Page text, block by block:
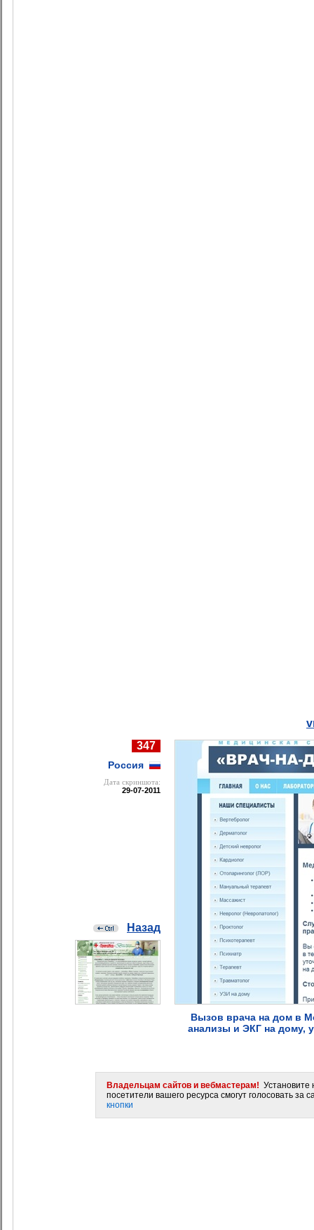
347
Россия
Дата cкриншота:
29-07-2011
Назад
Вызов врача на дом в
анализы и ЭКГ на дому,
Владельцам сайтов и вебмастерам! Установите
посетители вашего ресурса смогут голосовать за
кнопки